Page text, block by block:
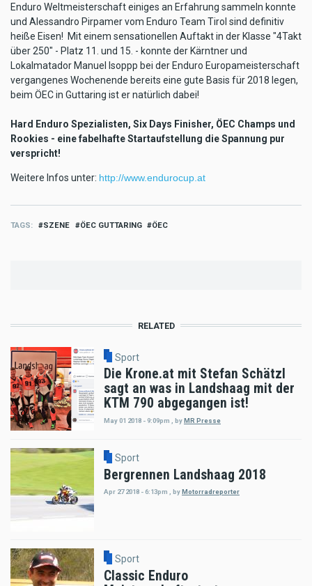
Enduro Weltmeisterschaft einiges an Erfahrung sammeln konnte
und Alessandro Pirpamer vom Enduro Team Tirol sind definitiv
heiße Eisen! Mit einem sensationellen Auftakt in der Klasse "4Takt
über 250" - Platz 11. und 15. - konnte der Kärntner und
Lokalmatador Manuel Isoppp bei der Enduro Europameisterschaft​
vergangenes Wochenende bereits eine gute Basis für 2018 legen,
beim ÖEC in Guttaring ist er natürlich dabei!
Hard Enduro Spezialisten, Six Days Finisher, ÖEC Champs und
Rookies - eine fabelhafte Startaufstellung die Spannung pur
verspricht!
Weitere Infos unter: http://www.endurocup.at
TAGS SZENE ÖEC GUTTARING ÖEC
RELATED
Sport
Die Krone.at mit Stefan Schätzl
sagt an was in Landshaag mit der
KTM 790 abgegangen ist!
May 01 2018 - 9:09pm byMR Presse
Sport
Bergrennen Landshaag 2018
Apr 27 2018 - 6:13pm , by Motorradreporter
Sport
Classic Enduro